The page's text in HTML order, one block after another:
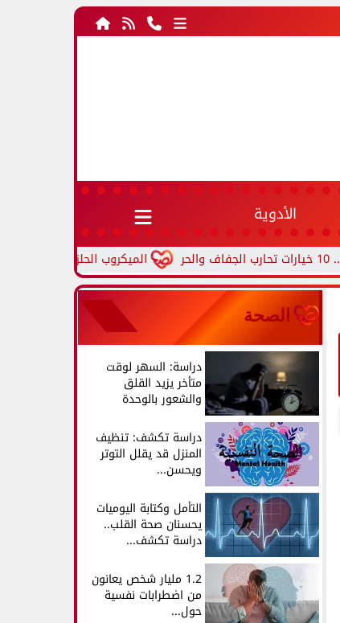
الأدوية
الميكروب الحلزوني.. أعراض جرثومة
الصحة
دراسة: السهر لوقت
متأخر يزيد القلق
والشعور بالوحدة
دراسة تكشف: تنظيف
المنزل قد يقلل التوتر
ويحسن...
التأمل وكتابة اليوميات
يحسنان صحة القلب..
دراسة تكشف...
1.2 مليار شخص يعانون
من اضطرابات نفسية
حول...